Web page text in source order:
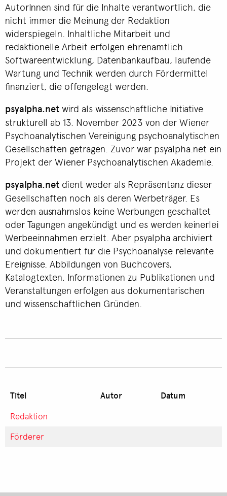
AutorInnen sind für die Inhalte verantwortlich, die
nicht immer die Meinung der Redaktion
widerspiegeln. Inhaltliche Mitarbeit und
redaktionelle Arbeit erfolgen ehrenamtlich.
Softwareentwicklung, Datenbankaufbau, laufende
Wartung und Technik werden durch Fördermittel
finanziert, die offengelegt werden.
psyalpha.net wird als wissenschaftliche Initiative
strukturell ab 13. November 2023 von der Wiener
Psychoanalytischen Vereinigung psychoanalytischen
Gesellschaften getragen. Zuvor war psyalpha.net ein
Projekt der Wiener Psychoanalytischen Akademie.
psyalpha.net dient weder als Repräsentanz dieser
Gesellschaften noch als deren Werbeträger. Es
werden ausnahmslos keine Werbungen geschaltet
oder Tagungen angekündigt und es werden keinerlei
Werbeeinnahmen erzielt. Aber psyalpha archiviert
und dokumentiert für die Psychoanalyse relevante
Ereignisse. Abbildungen von Buchcovers,
Katalogtexten, Informationen zu Publikationen und
Veranstaltungen erfolgen aus dokumentarischen
und wissenschaftlichen Gründen.
Titel Autor Datum
Redaktion
Förderer